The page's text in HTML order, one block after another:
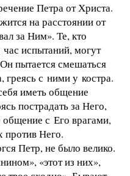
Петра от Христа.
на расстоянии от
за Ним». Те, кто
испытаний, могут
пытается смешаться
греясь с ними у костра.
иметь общение
пострадать за Него,
общение с Его врагами,
против Него.
Петр, не было велико.
«этот из них»,